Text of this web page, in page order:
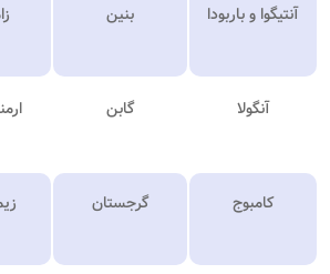
آنتیگوا و باربودا بنین
آنگولا گابن
کامبوج گرجستان